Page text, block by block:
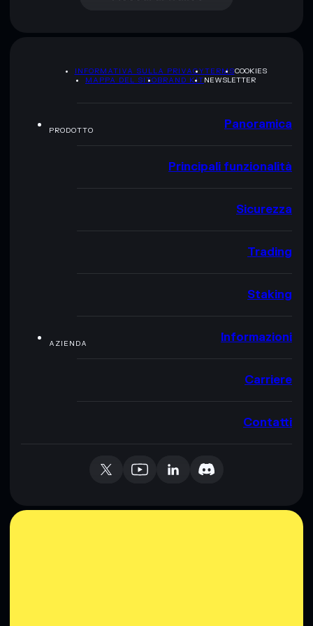
INFORMATIVA SULLA PRIVACYTERMSCOOKIES
MAPPA DEL SITOBRAND KITNEWSLETTER
PRODOTTO Panoramica
Principali funzionalità
Sicurezza
Trading
Staking
AZIENDA Informazioni
Carriere
Contatti